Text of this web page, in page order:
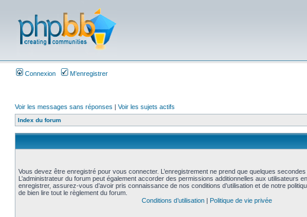
Connexion M’enregistrer
Voir les messages sans réponses | Voir les sujets actifs
Index du forum
Vous devez être enregistré pour vous connecter. L’enregistrement ne prend que quelques
L’administrateur du forum peut également accorder des permissions additionnelles aux utilisateurs
enregistrer, assurez-vous d’avoir pris connaissance de nos conditions d’utilisation et de notre
de bien lire tout le règlement du forum.
Conditions d’utilisation| Politique de vie privée